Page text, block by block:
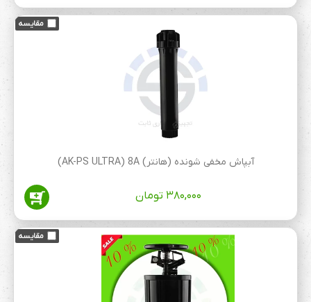
آبپاش مخفی شونده (هانتر) AK-PS ULTRA) 8A)
۳۸۰,۰۰۰ تومان